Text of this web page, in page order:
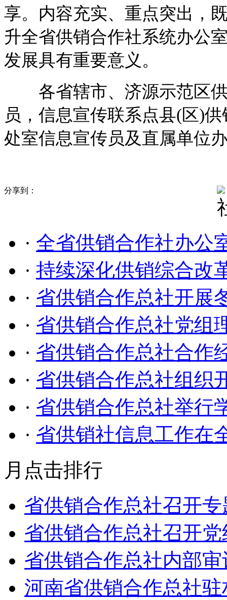
享。内容充实、重点突出，
升全省供销合作社系统办公
发展具有重要意义。
各省辖市、济源示范区供
员，信息宣传联系点县(区)
处室信息宣传员及直属单位
分享到：
· 全省供销合作社办公
· 持续深化供销综合改
· 省供销合作总社开展
· 省供销合作总社党组
· 省供销合作总社合作
· 省供销合作总社组织
· 省供销合作总社举行
· 省供销社信息工作在
月点击排行
省供销合作总社召开
省供销合作总社召开
省供销合作总社内部
河南省供销合作总社